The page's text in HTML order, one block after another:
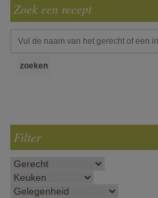
Zoek een recept
Filter